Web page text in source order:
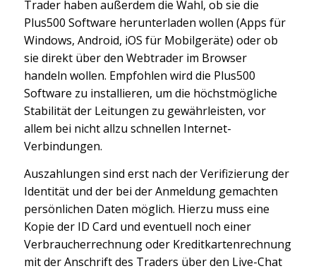
Trader haben außerdem die Wahl, ob sie die
Plus500 Software herunterladen wollen (Apps für
Windows, Android, iOS für Mobilgeräte) oder ob
sie direkt über den Webtrader im Browser
handeln wollen. Empfohlen wird die Plus500
Software zu installieren, um die höchstmögliche
Stabilität der Leitungen zu gewährleisten, vor
allem bei nicht allzu schnellen Internet-
Verbindungen.
Auszahlungen sind erst nach der Verifizierung der
Identität und der bei der Anmeldung gemachten
persönlichen Daten möglich. Hierzu muss eine
Kopie der ID Card und eventuell noch einer
Verbraucherrechnung oder Kreditkartenrechnung
mit der Anschrift des Traders über den Live-Chat